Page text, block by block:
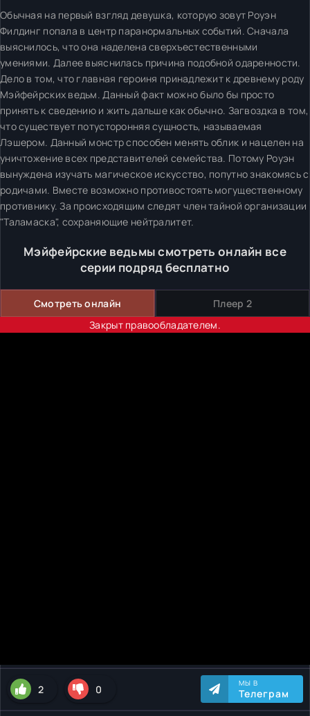
Обычная на первый взгляд девушка, которую зовут Роуэн
Филдинг попала в центр паранормальных событий. Сначала
выяснилось, что она наделена сверхъестественными
умениями. Далее выяснилась причина подобной одаренности.
Дело в том, что главная героиня принадлежит к древнему роду
Мэйфейрских ведьм. Данный факт можно было бы просто
принять к сведению и жить дальше как обычно. Загвоздка в том,
что существует потусторонняя сущность, называемая
Лэшером. Данный монстр способен менять облик и нацелен на
уничтожение всех представителей семейства. Потому Роуэн
вынуждена изучать магическое искусство, попутно знакомясь с
родичами. Вместе возможно противостоять могущественному
противнику. За происходящим следят член тайной организации
"Таламаска", сохраняющие нейтралитет.
Мэйфейрские ведьмы смотреть онлайн все
серии подряд бесплатно
Смотреть онлайн
Плеер 2
Закрыт правообладателем.
2 0 МЫ В
Телеграм